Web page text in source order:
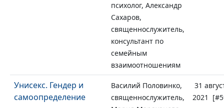
психолог, Александр
Сахаров,
священнослужитель,
консультант по
семейным
взаимоотношениям
Унисекс. Гендер и
самоопределение
Василий Половинко,
священнослужитель,
31
2021